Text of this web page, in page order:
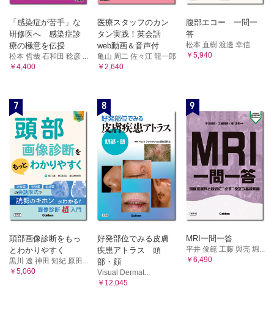
「感染症が苦手」な
研修医へ 感染症診
療の極意を伝授
松本 哲哉 石和田 稔彦 ...
￥4,400
医療スタッフのカン
タン実践！英会話
web動画＆音声付
亀山 周二 佐々江 龍一郎
￥2,640
腹部エコー 一問一
答
松本 直樹 渡邊 幸信
￥5,940
7
頭部画像診断をもっ
とわかりやすく
黒川 遼 神田 知紀 原田...
￥5,060
8
好発部位でみる皮膚
疾患アトラス 頭
部・顔
Visual Dermat...
￥12,045
9
MRI一問一答
平井 俊範 工藤 與亮 堀...
￥6,490